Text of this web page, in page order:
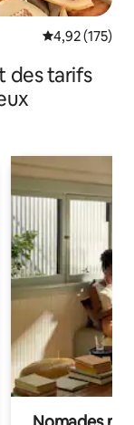
Évaluation
4,92 (175)
des tarifs